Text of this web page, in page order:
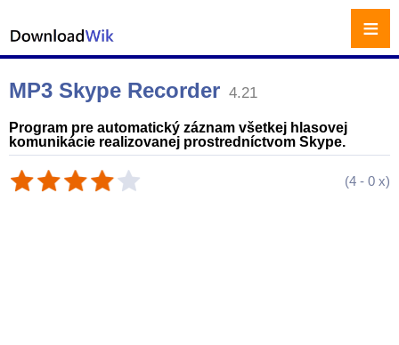
MP3 Skype Recorder 4.21
Program pre automatický záznam všetkej hlasovej
komunikácie realizovanej prostredníctvom Skype.
(4 - 0 x)
≡